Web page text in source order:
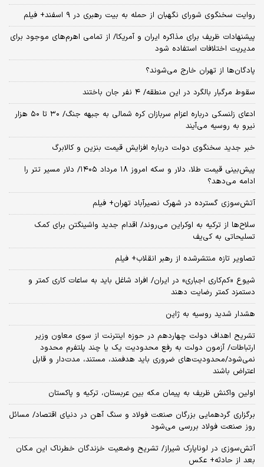
روایت سخنگوی شورای نگهبان از حمله به بیت رهبری در ۹ اسفند+ فیلم
پیشنهادات ظریف برای مذاکره ایران و آمریکا/ از تمامی اهرم‌های موجود برای
مدیریت اختلافات استفاده شود
پادگان‌ها از تهران خارج می‌شوند؟
سقوط مرگبار بالگرد در این منطقه/ ۴ نفر جان باختند
ادعای زلنسکی درباره اعزام سربازان کره شمالی به جبهه جنگ/ ۳۰ تا ۵۰ هزار
نیرو به روسیه می‌آیند
خبر جدید سخنگوی دولت درباره افزایش قیمت بنزین و کالابرگ
پیش‌بینی قیمت طلا، دلار و سکه امروز ۱۸ مرداد ۱۴۰۵/ دلار مسیر تتر را
ادامه می‌دهد؟
آتش‌سوزی گسترده در شهرک نصیرآباد تهران+ فیلم
سلاح‌ها از ترکیه به اوکراین می‌روند/ اقدام جدید واشینگتن برای کمک
تسلیحاتی به کی‌یف
تصاویر تازه منتشرشده از رهبر انقلاب+ فیلم
شیوع «کم‌کاری اجباری» در ایران/ افراد شاغل باید به ساعات کاری کمتر و
دستمزد کمتر رضایت دهند
هشدار شدید روسیه به ژاپن
تشریح اهداف دولت چهاردهم در حوزه اینترنت از سوی معاون وزیر
ارتباطات/ آزمون دولت به رفع محدودیت یک یا چند پلتفرم محدود
نمی‌‎شود/محدودیت‌های ضروری باید هدفمند، مستند، مدت‌دار و قابل
اعتراض باشند
اولین واکنش ظریف به پیمان مکه بین عربستان، ترکیه و پاکستان
برگزاری گردهمایی بزرگان صنعت فولاد و سنگ آهن در دنیای اقتصاد/ مسائل
روز صنعت فولاد بررسی می‌شود
آتش‌سوزی در لوناپارک شیراز/ تشریح وضعیت خزندگان خطرناک این مکان
بعد از حادثه+ عکس